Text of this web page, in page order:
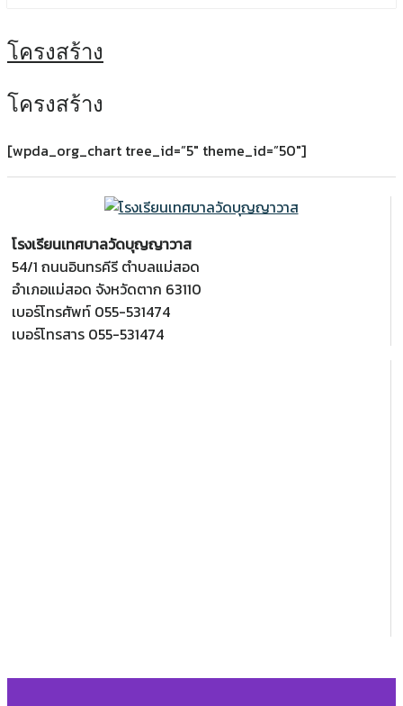
โครงสร้าง
โครงสร้าง
[wpda_org_chart tree_id=”5″ theme_id=”50″]
โรงเรียนเทศบาลวัดบุญญาวาส
54/1 ถนนอินทรคีรี ตำบลแม่สอด
อำเภอแม่สอด จังหวัดตาก 63110
เบอร์โทรศัพท์ 055-531474
เบอร์โทรสาร 055-531474